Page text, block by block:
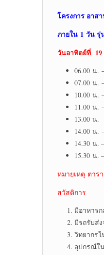
โครงการ อาส
ภายใน 1 วัน รุ่
วันอาทิตย์ที่
06.00
07.00
10.00 น
11.00 น
13.00
14.00
14.30 น
15.30
หมายเหตุ ตาร
สวัสดิการ
มีอาหาร
มีรถรับส่
วิทยากร
อุปกรณ์ใ